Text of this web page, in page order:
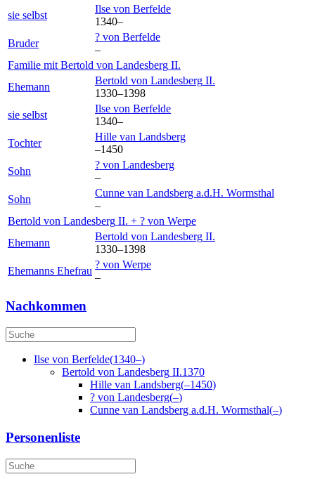
sie selbst
Ilse von Berfelde
1340–
Bruder
? von Berfelde
–
Familie mit Bertold von Landesberg II.
Ehemann
Bertold von Landesberg II.
1330–1398
sie selbst
Ilse von Berfelde
1340–
Tochter
Hille van Landsberg
–1450
Sohn
? von Landesberg
–
Sohn
Cunne van Landsberg a.d.H. Wormsthal
–
Bertold von Landesberg II. + ? von Werpe
Ehemann
Bertold von Landesberg II.
1330–1398
Ehemanns Ehefrau
? von Werpe
–
Nachkommen
Ilse von Berfelde(1340–)
Bertold von Landesberg II.1370
Hille van Landsberg(–1450)
? von Landesberg(–)
Cunne van Landsberg a.d.H. Wormsthal(–)
Personenliste